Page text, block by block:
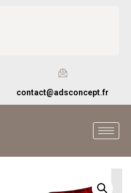
contact@adsconcept.fr